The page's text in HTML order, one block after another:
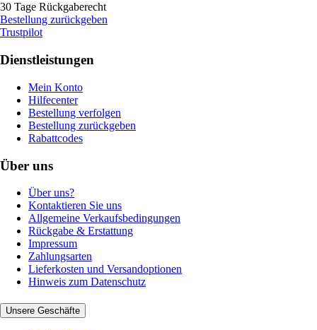
30 Tage Rückgaberecht
Bestellung zurückgeben
Trustpilot
Dienstleistungen
Mein Konto
Hilfecenter
Bestellung verfolgen
Bestellung zurückgeben
Rabattcodes
Über uns
Über uns?
Kontaktieren Sie uns
Allgemeine Verkaufsbedingungen
Rückgabe & Erstattung
Impressum
Zahlungsarten
Lieferkosten und Versandoptionen
Hinweis zum Datenschutz
Unsere Geschäfte